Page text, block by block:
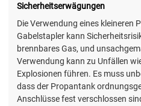
Sicherheitserwägungen
Die Verwendung eines kleineren
Gabelstapler kann
brennbares Gas, und
Verwendung kann zu Unfällen
Explosionen führen. Es muss
dass der Propantank
Anschlüsse fest verschlossen